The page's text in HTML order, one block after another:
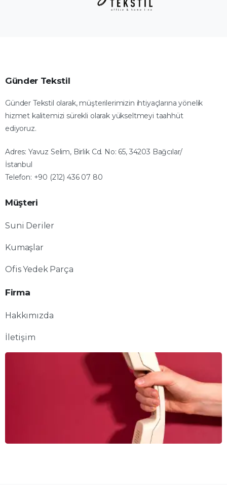
Günder Tekstil
Günder Tekstil olarak, müşterilerimizin ihtiyaçlarına yönelik
hizmet kalitemizi sürekli olarak yükseltmeyi taahhüt
ediyoruz.
Adres: Yavuz Selim, Birlik Cd. No: 65, 34203 Bağcılar/
İstanbul
Telefon: +90 (212) 436 07 80
Müşteri
Suni Deriler
Kumaşlar
Ofis Yedek Parça
Firma
Hakkımızda
İletişim